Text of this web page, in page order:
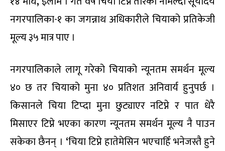
नगरपालिका-१ का जगन्नाथ अधिकारीले चियाको प्रतिकेजी
मूल्य ३५ मात्र पाए ।
नगरपालिकाले लागू गरेको चियाको न्यूनतम समर्थन मूल्य
४० छ तर चियाको मुना ४० प्रतिशत अनिवार्य हुनुपर्छ ।
किसानले चिया टिप्दा मुना छुट्याएर नटिप्ने र पात धेरै
मिसाएर टिप्ने भएका कारण न्यूनतम समर्थन मूल्य नै पाउन
सकेका छैनन् । ‘चिया टिप्ने हातेमेसिन भएचाहिँ भनेजस्तै हुने